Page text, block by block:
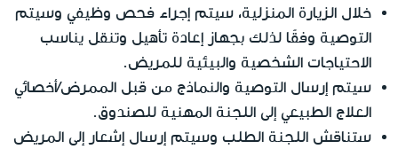
خلال الزيارة المنزلية، سيتم إجراء فحص وظيفي وسيتم
التوصية وفقًا لذلك بجهاز إعادة تأهيل وتنقل يناسب
الاحتياجات الشخصية والبيئية للمريض.
سيتم إرسال التوصية والنماذج من قبل الممرض/أخصائي
العلاج الطبيعي إلى اللجنة المهنية للصندوق.
ستناقش اللجنة الطلب وسيتم إرسال إشعار إلى المريض